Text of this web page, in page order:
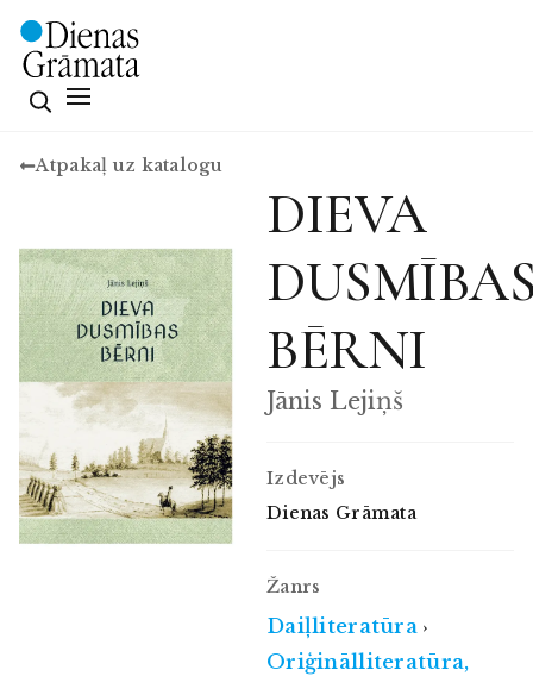
Atpakaļ uz katalogu
DIEVA
BĒRNI
Jānis Lejiņš
Izdevējs
Dienas Grāmata
Žanrs
Daiļliteratūra ›
Oriģinālliteratūra,